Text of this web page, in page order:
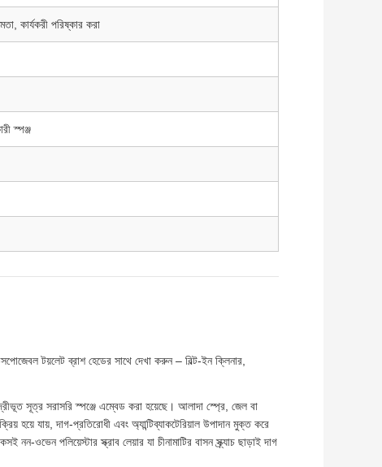
কার্যকরী পরিষ্কার করা
স্পঞ্জ
টয়লেট ব্রাশ হেডের সাথে দেখা করুন – বিল্ট-ইন ক্লিনার,
সূত্র সরাসরি স্পঞ্জে এম্বেড করা হয়েছে। আলাদা স্প্রে, জেল বা
হয়ে যায়, দাগ-প্রতিরোধী এবং অ্যান্টিব্যাকটেরিয়াল উপাদান মুক্ত করে
ওভেন পলিয়েস্টার স্ক্রাব লেয়ার যা চীনামাটির বাসন স্ক্র্যাচ ছাড়াই দাগ